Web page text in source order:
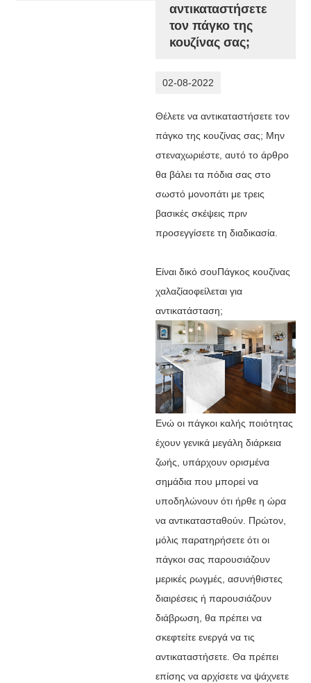
αντικαταστήσετε
τον πάγκο της
κουζίνας σας;
02-08-2022
Θέλετε να αντικαταστήσετε τον
πάγκο της κουζίνας σας; Μην
στεναχωριέστε, αυτό το άρθρο
θα βάλει τα πόδια σας στο
σωστό μονοπάτι με τρεις
βασικές σκέψεις πριν
προσεγγίσετε τη διαδικασία.
Είναι δικό σουΠάγκος κουζίνας
χαλαζίαοφείλεται για
αντικατάσταση;
Ενώ οι πάγκοι καλής ποιότητας
έχουν γενικά μεγάλη διάρκεια
ζωής, υπάρχουν ορισμένα
σημάδια που μπορεί να
υποδηλώνουν ότι ήρθε η ώρα
να αντικατασταθούν. Πρώτον,
μόλις παρατηρήσετε ότι οι
πάγκοι σας παρουσιάζουν
μερικές ρωγμές, ασυνήθιστες
διαιρέσεις ή παρουσιάζουν
διάβρωση, θα πρέπει να
σκεφτείτε ενεργά να τις
αντικαταστήσετε. Θα πρέπει
επίσης να αρχίσετε να ψάχνετε